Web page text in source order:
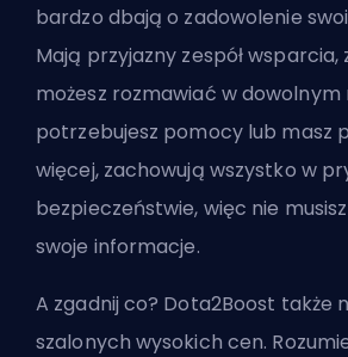
bardzo dbają o zadowolenie
Mają przyjazny zespół
możesz rozmawiać w
potrzebujesz pomocy lub masz
więcej, zachowują wszystko w
bezpieczeństwie, więc nie
swoje informacje.
A zgadnij co? Dota2Boost także
szalonych wysokich cen.